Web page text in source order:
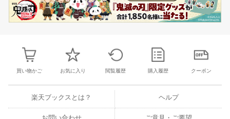
買い物かご お気に入り 閲覧履歴 購入履歴 クーポン
楽天ブックスとは？ ヘルプ